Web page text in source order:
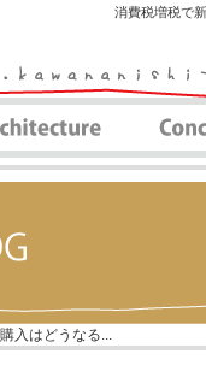
消費税増税で
入はどうなる...